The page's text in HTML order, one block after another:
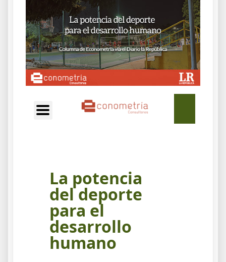
La potencia
del deporte
para el
desarrollo
humano